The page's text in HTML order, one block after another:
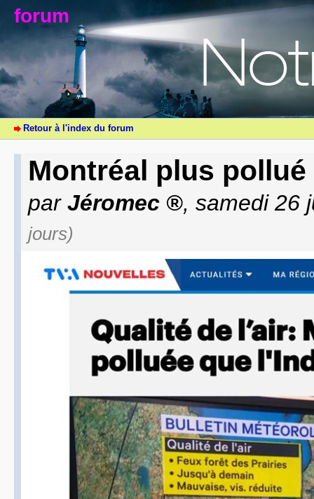
forum
Retour à l'index du forum
Montréal plus
par Jéromec , samedi 26
jours)